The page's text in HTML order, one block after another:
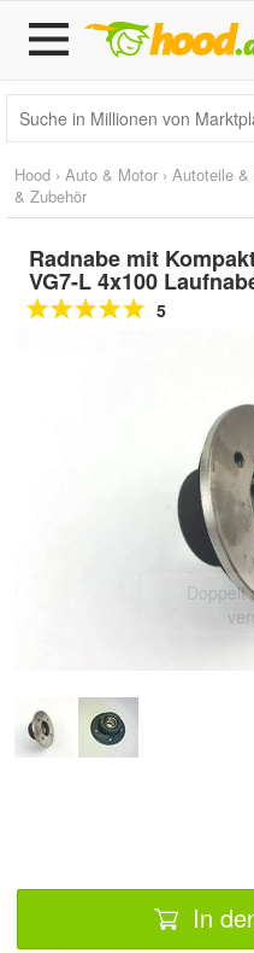
Hood › Auto & Motor › Autoteile &
& Zubehör
Radnabe mit
VG7-L 4x100
5
Doppelt
In